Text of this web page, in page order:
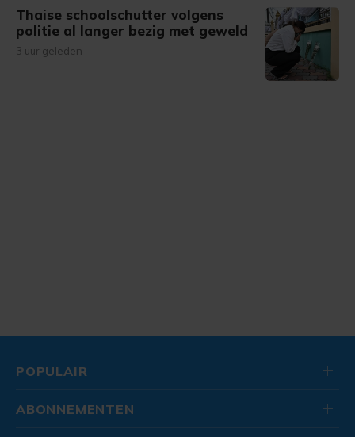
Thaise schoolschutter volgens
politie al langer bezig met geweld
3 uur geleden
POPULAIR
ABONNEMENTEN